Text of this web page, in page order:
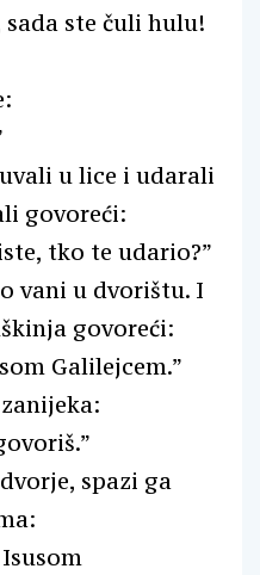
ste čuli hulu!
u lice i udarali
govoreći:
tko te udario?”
vani u dvorištu. I
govoreći:
Galilejcem.”
spazi ga